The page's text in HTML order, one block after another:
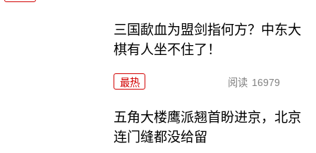
三国歃血为盟剑指何方？中东大
棋有人坐不住了！
最热 阅读 16979
五角大楼鹰派翘首盼进京，北京
连门缝都没给留